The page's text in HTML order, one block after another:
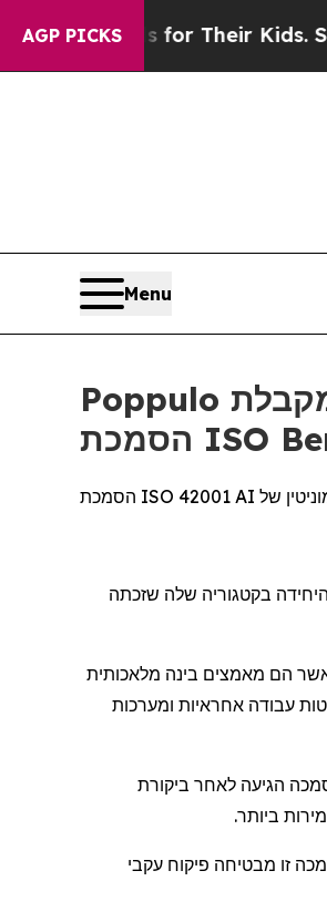
AGP PICKSfor Their Kids. Should
Menu
Poppulo הופכת לחברת התקשורת לעובדים והשילוט הדיגיטלי הראשונה שמקבלת
היחידה בקטגוריה שלה שזכתה
הם מאמצים בינה מלאכותית
עבודה אחראיות ומערכות
הגיעה לאחר ביקורת
ביותר.
זו מבטיחה פיקוח עקבי